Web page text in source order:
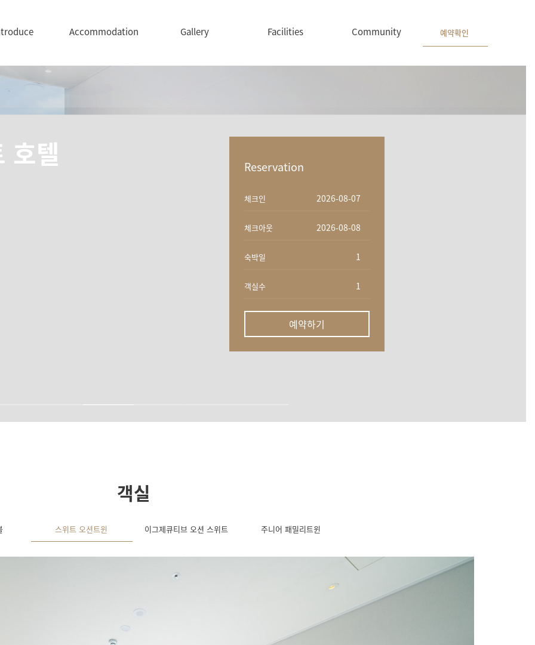
Accommodation Gallery Facilities Community 예약확인
호텔 Reservation
체크인
체크아웃
숙박일
객실수
예약하기
객실
스위트 오션트윈 이그제큐티브 오션 스위트 주니어 패밀리트윈